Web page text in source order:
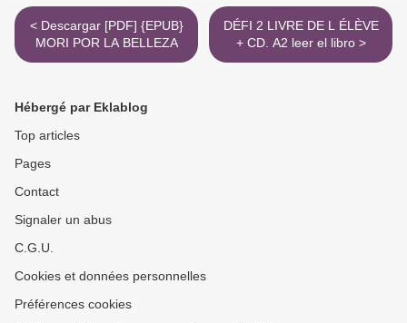
< Descargar [PDF] {EPUB}
MORI POR LA BELLEZA
DÉFI 2 LIVRE DE L ÉLÈVE
+ CD. A2 leer el libro >
Hébergé par Eklablog
Top articles
Pages
Contact
Signaler un abus
C.G.U.
Cookies et données personnelles
Préférences cookies